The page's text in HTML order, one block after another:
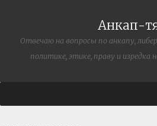
Анкап-
Отвечаю на вопросы по анкапу,
политике, этике, праву и